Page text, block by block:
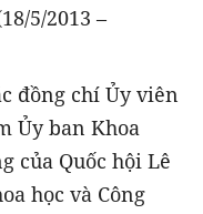
5/2013 –
đồng chí Ủy viên
Ủy ban Khoa
của Quốc hội Lê
học và Công